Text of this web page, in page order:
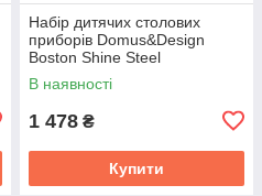
Набір дитячих столових
приборів Domus&Design
Boston Shine Steel
Champagne Pearl 3 предмета
CD31BOSS/CH
В наявності
1 478 ₴
Купити